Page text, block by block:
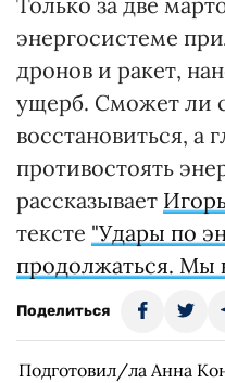
энергосистеме
дронов и ракет,
ущерб. Сможет ли
восстановиться, а
противостоять
рассказывает
тексте "Удары по
продолжаться. Мы
Поделиться
Подготовил/ла Анна